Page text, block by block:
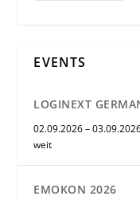
EVENTS
LOGINEXT
02.09.2026 –
weit
EMOKON 2026